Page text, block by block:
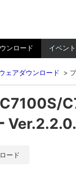
ンロード イベン
ェアダウンロード
ード